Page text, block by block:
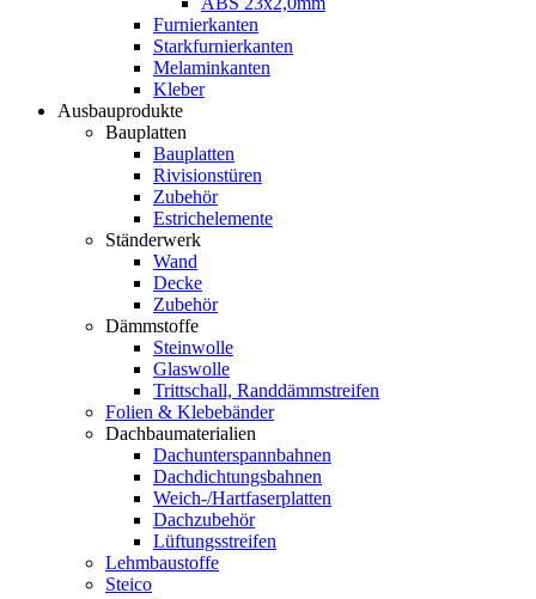
Furnierkanten
Starkfurnierkanten
Melaminkanten
Kleber
Ausbauprodukte
Bauplatten
Bauplatten
Rivisionstüren
Zubehör
Estrichelemente
Ständerwerk
Wand
Decke
Zubehör
Dämmstoffe
Steinwolle
Glaswolle
Trittschall, Randdämmstreifen
Folien & Klebebänder
Dachbaumaterialien
Dachunterspannbahnen
Dachdichtungsbahnen
Weich-/Hartfaserplatten
Dachzubehör
Lüftungsstreifen
Lehmbaustoffe
Steico